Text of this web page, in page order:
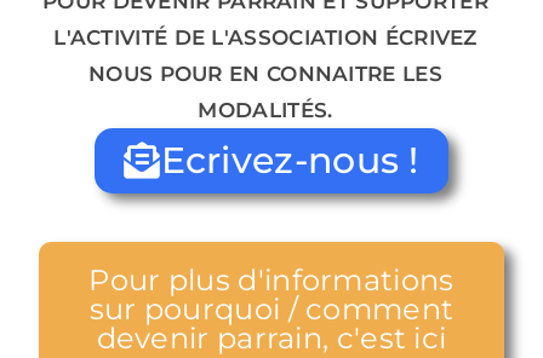
L'ACTIVITÉ DE L'ASSOCIATION ÉCRIVEZ
NOUS POUR EN CONNAITRE LES
MODALITÉS.
Ecrivez-nous !
Pour plus d'informations
sur pourquoi / comment
devenir parrain, c'est ici